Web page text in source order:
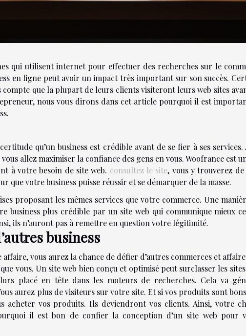
qui utilisent internet pour effectuer des recherches sur le
en ligne peut avoir un impact très important sur son succès.
compte que la plupart de leurs clients visiteront leurs web sites
nous vous dirons dans cet article pourquoi il est
qu’un business est crédible avant de se fier à ses services.
allez maximiser la confiance des gens en vous. Woofrance est
à votre besoin de site web. consultez le site, vous y trouverez de
que votre business puisse réussir et se démarquer de la masse.
proposant les mêmes services que votre commerce. Une
business plus crédible par un site web qui communique mieux
ils n’auront pas à remettre en question votre légitimité.
business
vous aurez la chance de défier d’autres commerces et
vous. Un site web bien conçu et optimisé peut surclasser les
placé en tête dans les moteurs de recherches. Cela va
aurez plus de visiteurs sur votre site. Et si vos produits sont
acheter vos produits. Ils deviendront vos clients. Ainsi, votre
il est bon de confier la conception d’un site web pour